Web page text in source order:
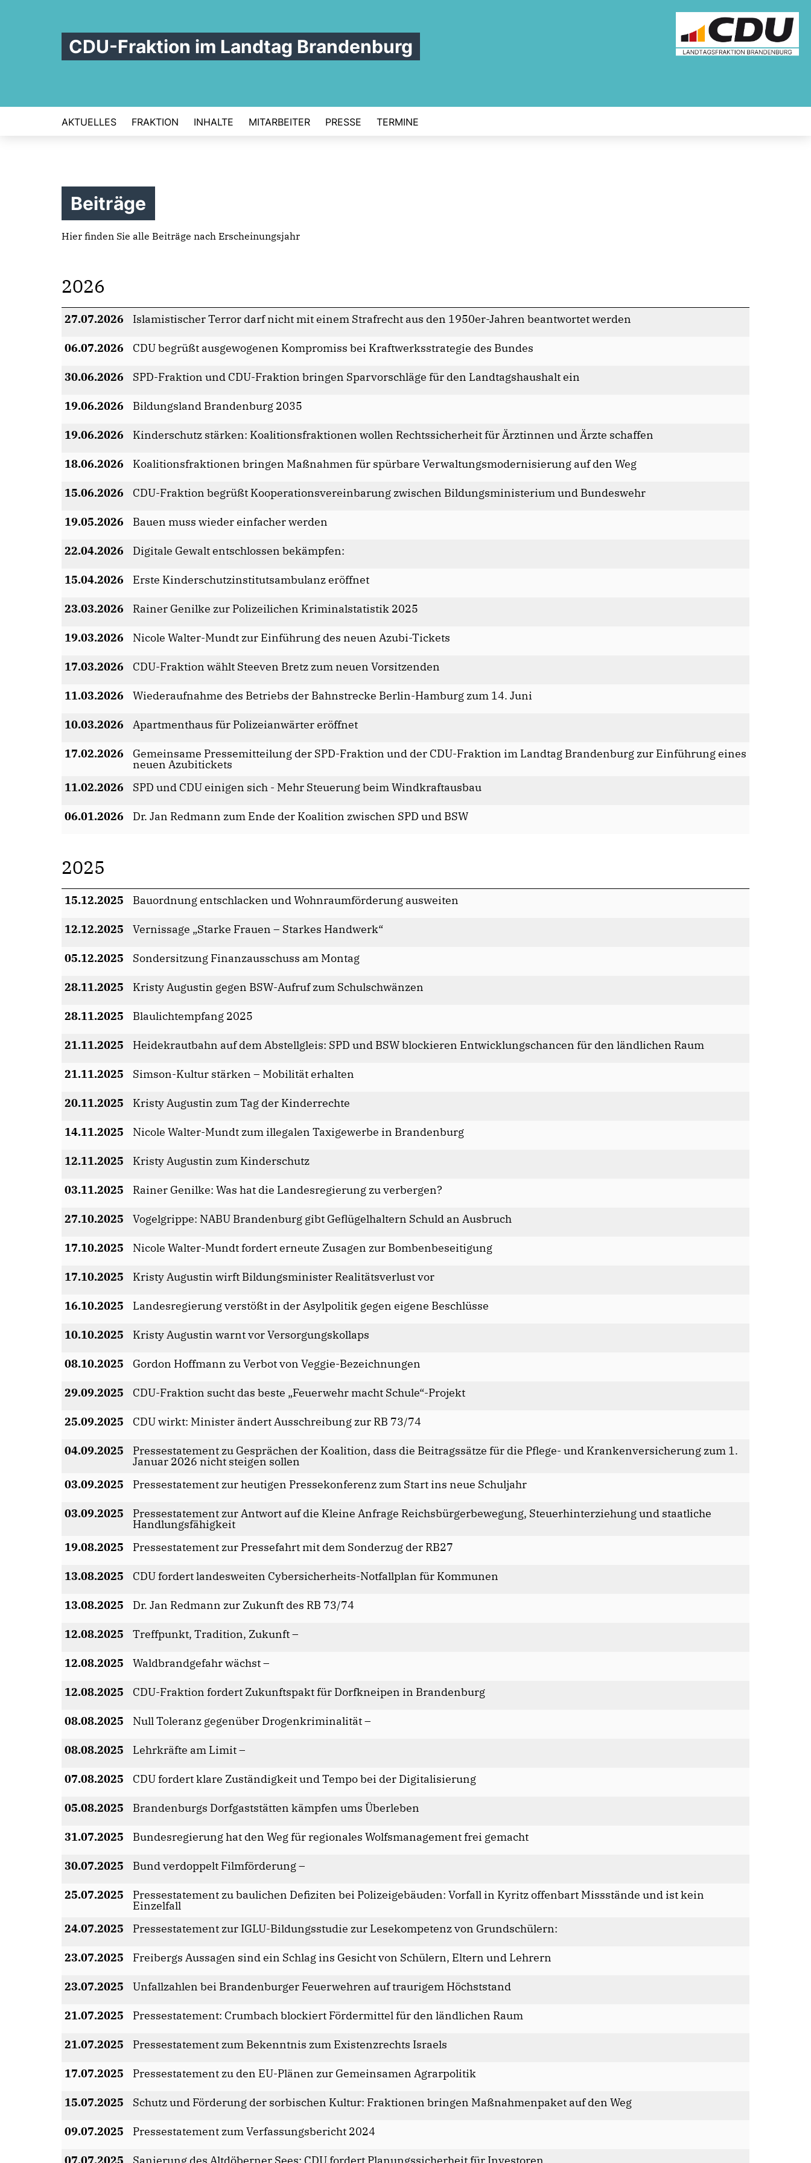
CDU-Fraktion im Landtag Brandenburg
AKTUELLES FRAKTION INHALTE MITARBEITER PRESSE TERMINE
Beiträge
Hier finden Sie alle Beiträge nach Erscheinungsjahr
2026
27.07.2026 Islamistischer Terror darf nicht mit einem Strafrecht aus den 1950er-Jahren beantwortet werden
06.07.2026 CDU begrüßt ausgewogenen Kompromiss bei Kraftwerksstrategie des Bundes
30.06.2026 SPD-Fraktion und CDU-Fraktion bringen Sparvorschläge für den Landtagshaushalt ein
19.06.2026 Bildungsland Brandenburg 2035
19.06.2026 Kinderschutz stärken: Koalitionsfraktionen wollen Rechtssicherheit für Ärztinnen und Ärzte schaffen
18.06.2026 Koalitionsfraktionen bringen Maßnahmen für spürbare Verwaltungsmodernisierung auf den Weg
15.06.2026 CDU-Fraktion begrüßt Kooperationsvereinbarung zwischen Bildungsministerium und Bundeswehr
19.05.2026 Bauen muss wieder einfacher werden
22.04.2026 Digitale Gewalt entschlossen bekämpfen:
15.04.2026 Erste Kinderschutzinstitutsambulanz eröffnet
23.03.2026 Rainer Genilke zur Polizeilichen Kriminalstatistik 2025
19.03.2026 Nicole Walter-Mundt zur Einführung des neuen Azubi-Tickets
17.03.2026 CDU-Fraktion wählt Steeven Bretz zum neuen Vorsitzenden
11.03.2026 Wiederaufnahme des Betriebs der Bahnstrecke Berlin-Hamburg zum 14. Juni
10.03.2026 Apartmenthaus für Polizeianwärter eröffnet
17.02.2026 Gemeinsame Pressemitteilung der SPD-Fraktion und der CDU-Fraktion im Landtag Brandenburg zur Einführung eines
neuen Azubitickets
11.02.2026
SPD und CDU einigen sich - Mehr Steuerung beim Windkraftausbau
06.01.2026 Dr. Jan Redmann zum Ende der Koalition zwischen SPD und BSW
2025
15.12.2025 Bauordnung entschlacken und Wohnraumförderung ausweiten
12.12.2025 Vernissage „Starke Frauen – Starkes Handwerk“
05.12.2025 Sondersitzung Finanzausschuss am Montag
28.11.2025 Kristy Augustin gegen BSW-Aufruf zum Schulschwänzen
28.11.2025 Blaulichtempfang 2025
21.11.2025 Heidekrautbahn auf dem Abstellgleis: SPD und BSW blockieren Entwicklungschancen für den ländlichen Raum
21.11.2025 Simson-Kultur stärken – Mobilität erhalten
20.11.2025 Kristy Augustin zum Tag der Kinderrechte
14.11.2025 Nicole Walter-Mundt zum illegalen Taxigewerbe in Brandenburg
12.11.2025 Kristy Augustin zum Kinderschutz
03.11.2025 Rainer Genilke: Was hat die Landesregierung zu verbergen?
27.10.2025 Vogelgrippe: NABU Brandenburg gibt Geflügelhaltern Schuld an Ausbruch
17.10.2025 Nicole Walter-Mundt fordert erneute Zusagen zur Bombenbeseitigung
17.10.2025 Kristy Augustin wirft Bildungsminister Realitätsverlust vor
16.10.2025 Landesregierung verstößt in der Asylpolitik gegen eigene Beschlüsse
10.10.2025 Kristy Augustin warnt vor Versorgungskollaps
08.10.2025 Gordon Hoffmann zu Verbot von Veggie-Bezeichnungen
29.09.2025 CDU-Fraktion sucht das beste „Feuerwehr macht Schule“-Projekt
25.09.2025 CDU wirkt: Minister ändert Ausschreibung zur RB 73/74
04.09.2025 Pressestatement zu Gesprächen der Koalition, dass die Beitragssätze für die Pflege- und Krankenversicherung zum 1.
Januar 2026 nicht steigen sollen
03.09.2025
Pressestatement zur heutigen Pressekonferenz zum Start ins neue Schuljahr
03.09.2025 Pressestatement zur Antwort auf die Kleine Anfrage Reichsbürgerbewegung, Steuerhinterziehung und staatliche
Handlungsfähigkeit
19.08.2025
Pressestatement zur Pressefahrt mit dem Sonderzug der RB27
13.08.2025 CDU fordert landesweiten Cybersicherheits-Notfallplan für Kommunen
13.08.2025 Dr. Jan Redmann zur Zukunft des RB 73/74
12.08.2025 Treffpunkt, Tradition, Zukunft –
12.08.2025 Waldbrandgefahr wächst –
12.08.2025 CDU-Fraktion fordert Zukunftspakt für Dorfkneipen in Brandenburg
08.08.2025 Null Toleranz gegenüber Drogenkriminalität –
08.08.2025 Lehrkräfte am Limit –
07.08.2025 CDU fordert klare Zuständigkeit und Tempo bei der Digitalisierung
05.08.2025 Brandenburgs Dorfgaststätten kämpfen ums Überleben
31.07.2025 Bundesregierung hat den Weg für regionales Wolfsmanagement frei gemacht
30.07.2025 Bund verdoppelt Filmförderung –
25.07.2025 Pressestatement zu baulichen Defiziten bei Polizeigebäuden: Vorfall in Kyritz offenbart Missstände und ist kein
Einzelfall
24.07.2025
Pressestatement zur IGLU-Bildungsstudie zur Lesekompetenz von Grundschülern:
23.07.2025 Freibergs Aussagen sind ein Schlag ins Gesicht von Schülern, Eltern und Lehrern
23.07.2025 Unfallzahlen bei Brandenburger Feuerwehren auf traurigem Höchststand
21.07.2025 Pressestatement: Crumbach blockiert Fördermittel für den ländlichen Raum
21.07.2025 Pressestatement zum Bekenntnis zum Existenzrechts Israels
17.07.2025 Pressestatement zu den EU-Plänen zur Gemeinsamen Agrarpolitik
15.07.2025 Schutz und Förderung der sorbischen Kultur: Fraktionen bringen Maßnahmenpaket auf den Weg
09.07.2025 Pressestatement zum Verfassungsbericht 2024